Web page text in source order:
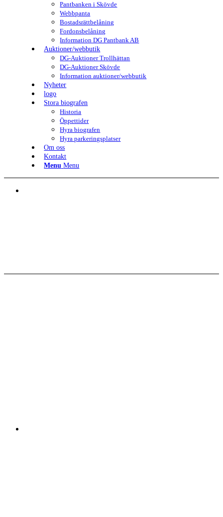
Pantbanken i Skövde
Webbpanta
Bostadsrättbelåning
Fordonsbelåning
Information DG Pantbank AB
Auktioner/webbutik
DG-Auktioner Trollhättan
DG-Auktioner Skövde
Information auktioner/webbutik
Nyheter
logo
Stora biografen
Historia
Öppettider
Hyra biografen
Hyra parkeringsplatser
Om oss
Kontakt
Menu Menu